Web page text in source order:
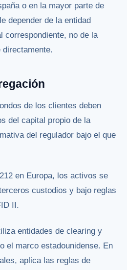
o en la mayor parte de
depender de la entidad
correspondiente, no de la
directamente.
de los clientes deben
del capital propio de la
del regulador bajo el que
en Europa, los activos se
custodios y bajo reglas
II.
entidades de clearing y
el marco estadounidense. En
aplica las reglas de